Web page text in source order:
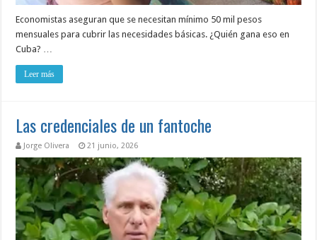
Economistas aseguran que se necesitan mínimo 50 mil pesos
mensuales para cubrir las necesidades básicas. ¿Quién gana eso en
Cuba? …
Leer más
Las credenciales de un fantoche
Jorge Olivera 21 junio, 2026